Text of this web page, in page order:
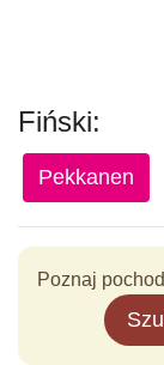
Fiński:
Pekkanen
Poznaj